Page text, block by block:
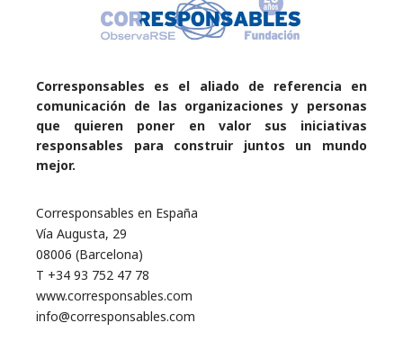
Corresponsables es el aliado de referencia en
comunicación de las organizaciones y personas
que quieren poner en valor sus iniciativas
responsables para construir juntos un mundo
mejor.
Corresponsables en España
Vía Augusta, 29
08006 (Barcelona)
T +34 93 752 47 78
www.corresponsables.com
info@corresponsables.com